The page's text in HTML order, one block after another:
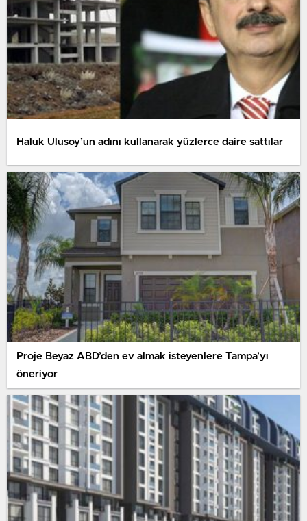
Haluk Ulusoy’un adını kullanarak yüzlerce daire sattılar
Proje Beyaz ABD’den ev almak isteyenlere Tampa’yı
öneriyor